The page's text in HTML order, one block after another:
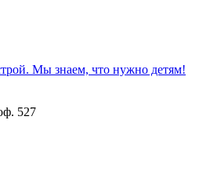
Мы знаем, что нужно детям!
527